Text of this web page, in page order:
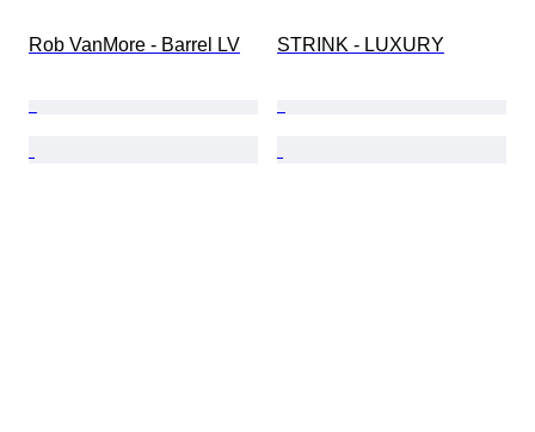
Rob VanMore - Barrel LV STRINK - LUXURY